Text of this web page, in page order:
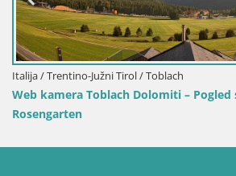
/ Toblach
Dolomiti – Pogled s Hotela